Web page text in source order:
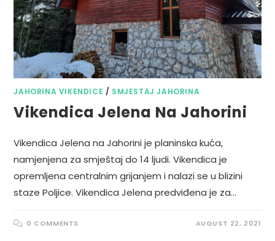
JAHORINA VIKENDICE / SMJESTAJ JAHORINA
Vikendica Jelena Na Jahorini
Vikendica Jelena na Jahorini je planinska kuća,
namjenjena za smještaj do 14 ljudi. Vikendica je
opremljena centralnim grijanjem i nalazi se u blizini
staze Poljice. Vikendica Jelena predviđena je za…
0 COMMENTS AUGUST 22, 2021